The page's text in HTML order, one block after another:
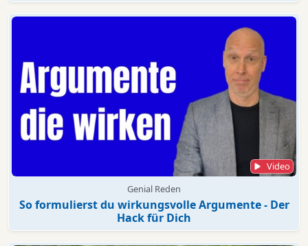
Video
Genial Reden
So formulierst du wirkungsvolle Argumente - Der
Hack für Dich